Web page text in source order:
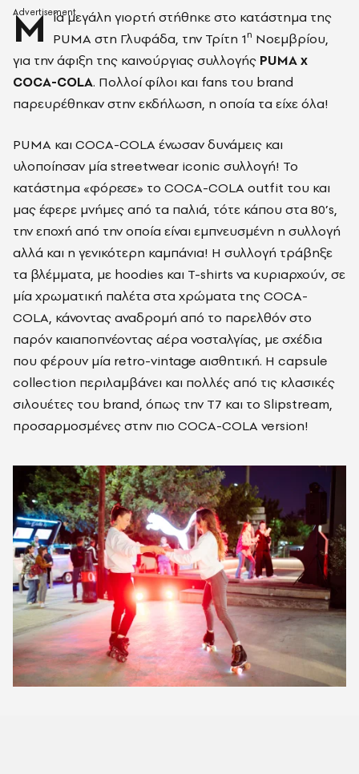
Μ ία μεγάλη γιορτή στήθηκε στο κατάστημα της
PUMA στη Γλυφάδα, την Τρίτη 1η Νοεμβρίου,
για την άφιξη της καινούργιας συλλογής PUMA x
COCA-COLA. Πολλοί φίλοι και fans του brand
παρευρέθηκαν στην εκδήλωση, η οποία τα είχε όλα!
PUMA και COCA-COLA ένωσαν δυνάμεις και
υλοποίησαν μία streetwear iconic συλλογή! Το
κατάστημα «φόρεσε» τo COCA-COLA outfit του και
μας έφερε μνήμες από τα παλιά, τότε κάπου στα 80’s,
την εποχή από την οποία είναι εμπνευσμένη η συλλογή
αλλά και η γενικότερη καμπάνια! H συλλογή τράβηξε
τα βλέμματα, με hoodies και T-shirts να κυριαρχούν, σε
μία χρωματική παλέτα στα χρώματα της COCA-
COLA, κάνοντας αναδρομή από το παρελθόν στο
παρόν καιαποπνέοντας αέρα νοσταλγίας, με σχέδια
που φέρουν μία retro-vintage αισθητική. Η capsule
collection περιλαμβάνει και πολλές από τις κλασικές
σιλουέτες του brand, όπως την T7 και το Slipstream,
προσαρμοσμένες στην πιο COCA-COLA version!